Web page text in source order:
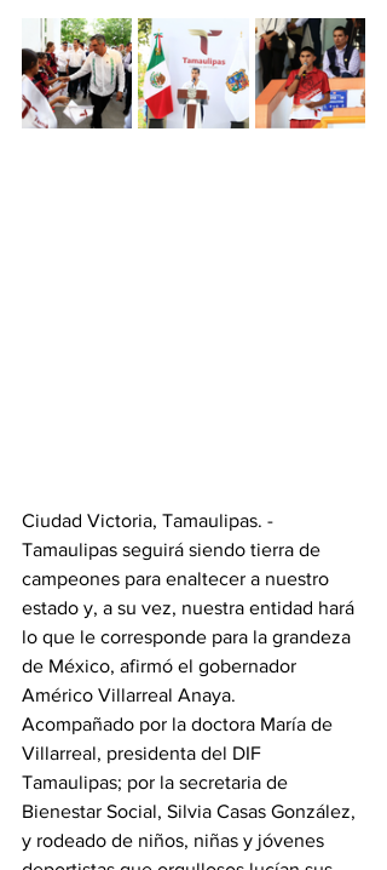
Ciudad Victoria, Tamaulipas. -
Tamaulipas seguirá siendo tierra de
campeones para enaltecer a nuestro
estado y, a su vez, nuestra entidad hará
lo que le corresponde para la grandeza
de México, afirmó el gobernador
Américo Villarreal Anaya.
Acompañado por la doctora María de
Villarreal, presidenta del DIF
Tamaulipas; por la secretaria de
Bienestar Social, Silvia Casas González,
y rodeado de niños, niñas y jóvenes